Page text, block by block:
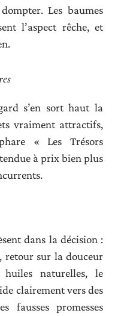
Les baumes
l’aspect rêche, et
s’en sort haut la
vraiment attractifs,
« Les Trésors
à prix bien plus
dans la décision :
retour sur la douceur
huiles naturelles, le
clairement vers des
fausses promesses